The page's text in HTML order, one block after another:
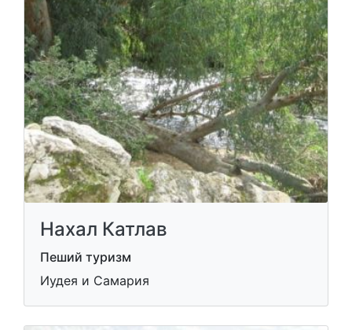
Нахал Катлав
Пеший туризм
Иудея и Самария